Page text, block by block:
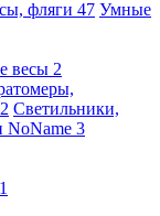
фляги 47 Умные
весы 2
2 Светильники,
NoName 3